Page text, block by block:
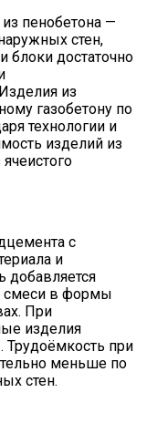
пенобетона —
стен,
блоки достаточно
из
газобетону по
технологии и
изделий из
с
и
добавляется
смеси в формы
При
изделия
Трудоёмкость при
меньше по
стен.